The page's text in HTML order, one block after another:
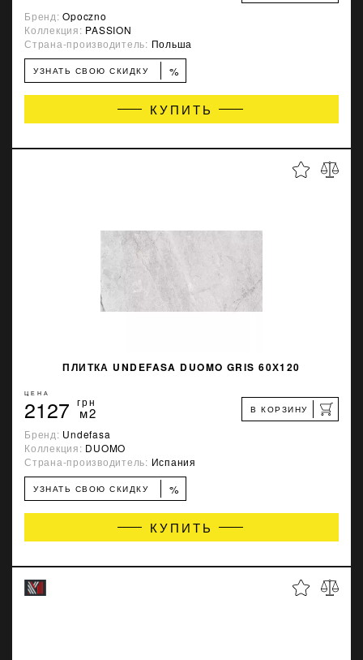
Бренд:Opoczno
Коллекция: PASSION
Страна-производитель: Польша
УЗНАТЬ СВОЮ СКИДКУ %
КУПИТЬ
ПЛИТКА UNDEFASA DUOMO GRIS 60Х120
ЦЕНА
2127 грн
м2 В КОРЗИНУ
Бренд: Undefasa
Коллекция: DUOMO
Страна-производитель: Испания
УЗНАТЬ СВОЮ СКИДКУ %
КУПИТЬ